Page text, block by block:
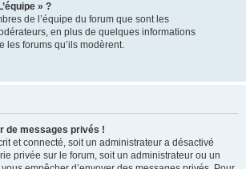
» ?
de l’équipe du forum que sont les
en plus de quelques informations
les forums qu’ils modèrent.
de messages privés !
et connecté, soit un administrateur a désactivé
privée sur le forum, soit un administrateur ou un